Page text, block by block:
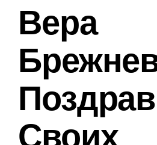
Вера
Своих